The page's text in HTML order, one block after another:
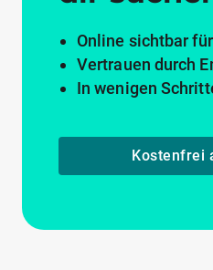
Online sichtbar
Vertrauen durch
In wenigen
Kostenfrei